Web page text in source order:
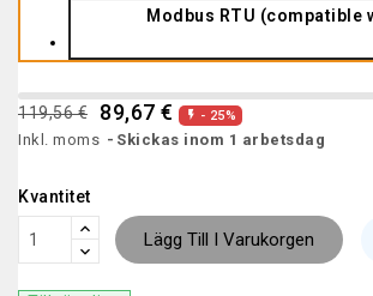
Modbus RTU (compatible
119,56 € 89,67 €  - 25%
Inkl. moms Skickas inom 1 arbetsdag
Kvantitet
Lägg Till I Varukorgen